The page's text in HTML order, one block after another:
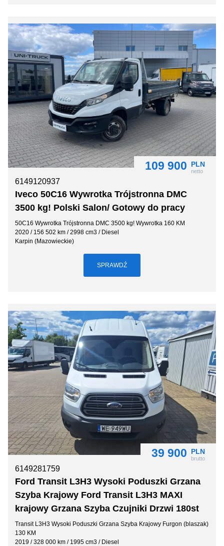
109 900 PLN
netto
6149120937
Iveco 50C16 Wywrotka Trójstronna DMC
3500 kg! Polski Salon/ Gotowy do pracy
50C16 Wywrotka Trójstronna DMC 3500 kg! Wywrotka 160 KM
2020 / 156 502 km / 2998 cm3 / Diesel
Karpin (Mazowieckie)
SPRAWDŹ
39 900 PLN
brutto
6149281759
Ford Transit L3H3 Wysoki Poduszki Grzana
Szyba Krajowy Ford Transit L3H3 MAXI
krajowy Grzana Szyba Czujniki Drzwi 180st
Transit L3H3 Wysoki Poduszki Grzana Szyba Krajowy Furgon (blaszak)
130 KM
2019 / 328 000 km / 1995 cm3 / Diesel